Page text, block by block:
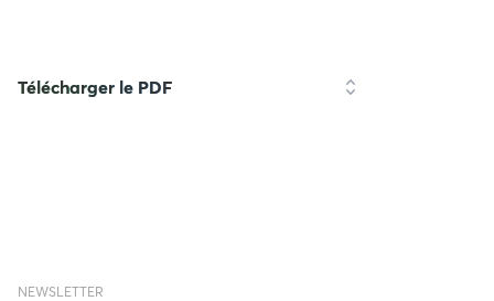
Télécharger le PDF
NEWSLETTER